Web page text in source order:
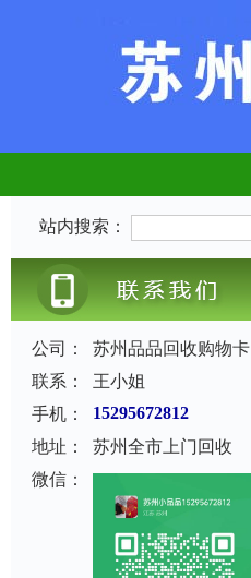
站内搜索：
公司：
苏州品品回收购物卡
联系：
王小姐
手机：
15295672812
地址：
苏州全市上门回收
微信：